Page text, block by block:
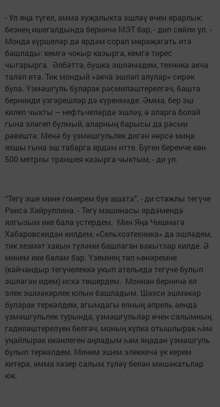
- Ул яңа түгел, әмма хуҗалыкта эшләү өчен ярарлык:
безнең ишегалдында берничә МЭТ бар, - дип сөйли ул. -
Монда күршеләр дә ярдәм сорап мөрәҗәгать итә
башлады: кемгә чокыр казырга, кемгә тирес
чыгарырга. Әлбәттә, бушка эшләмәдем, техника акча
таләп итә. Тик мондый «акча эшләп алулар» сирәк
була. Үзмәшгуль буларак рәсмиләштерелгәч, башта
бернинди үзгәрешләр дә күренмәде. Әмма, бер эш
килеп чыкты – нефтьчеләрдә эшләү, ә аларга болай
гына эләгеп булмый, аларның барысы да рәсми
рәвештә. Менә бу үзмәшгульлек дигән нәрсә миңа
яхшы гына эш табарга ярдәм итте. Бүген беренче көн
500 метрлы траншея казырга чыктым, - ди ул.
“Тегү эше мине гомерем буе ашата”, - ди стажлы тегүче
Рәисә Хәйруллина. - Тегү машинасы ярдәмендә
ялгызым ике бала үстердем. Мин Яңа Чишмәгә
Хабаровскидан килдем, «Сельхозтехника» да эшләдем,
тик хезмәт хакын түләми башлаган вакытлар килде. Ә
минем ике балам бар. Үземнең төп һөнәремне
(кайчандыр тегүчелеккә укып ательеда тегүче булып
эшләгән идем) искә төшердем. Моннан берничә ел
элек эшмәкәрлек юлын башладым. Шәхси эшмәкәр
буларак теркәлдем, агымдагы елның апрель аенда
үзмәшгульлек турында, үзмәшгульләр өчен салымның
гадиләштерелүен белгәч, моның күпкә отышлырак һәм
уңайлырак икәнлеген аңладым һәм яңадан үзмәшгуль
булып теркәлдем. Минем эшем элеккечә үк керем
китерә, әмма хәзер салым түләү белән мәшәкатьләр
юк.